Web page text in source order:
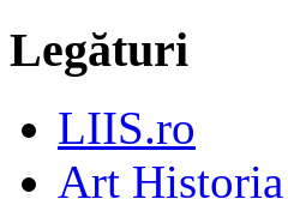
Legături
LIIS.ro
Art Historia